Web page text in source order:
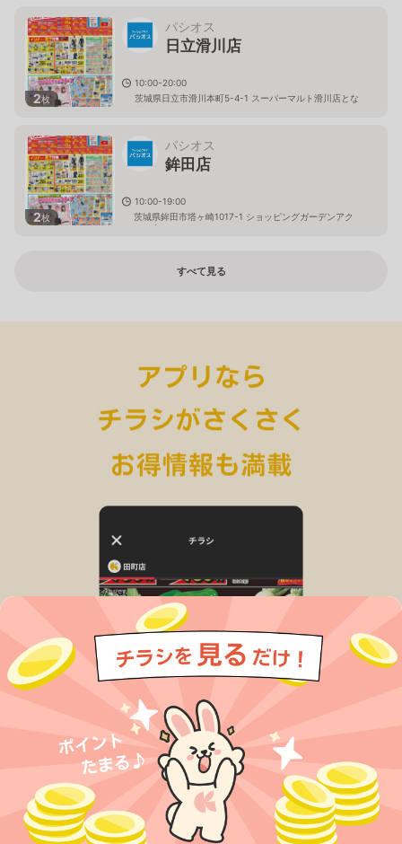
2枚
パシオス
日立滑川店
10:00-20:00
茨城県日立市滑川本町5-4-1 スーパーマルト滑川店とな
2枚
パシオス
鉾田店
10:00-19:00
茨城県鉾田市塔ヶ崎1017-1 ショッピングガーデンアク
ロス内
すべて見る